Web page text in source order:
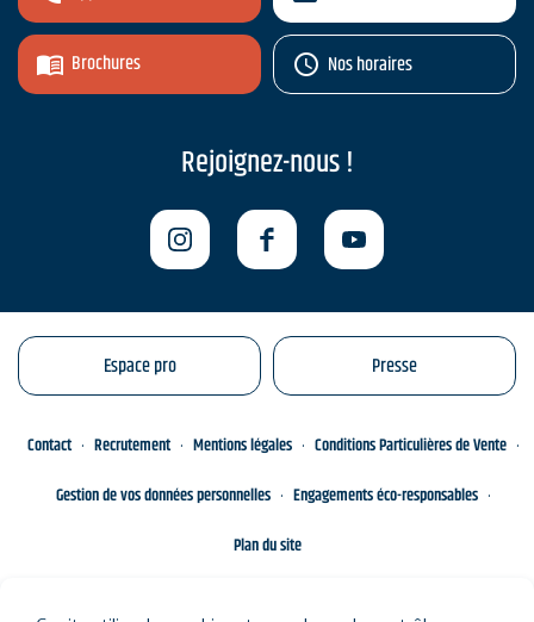
Brochures Nos horaires
Rejoignez-nous !
Espace pro Presse
Contact Recrutement Mentions légales
Conditions Particulières de Vente
Gestion de vos données personnelles
Engagements éco-responsables
Plan du site